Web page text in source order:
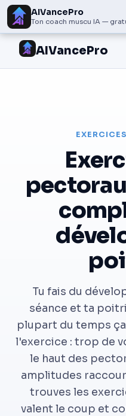
AIVancePro
Ton coach muscu IA —
AIVancePro
Tu fais du
séance et ta
plupart du temps
l'exercice : trop de
le haut des
amplitudes
trouves les
valent le coup et